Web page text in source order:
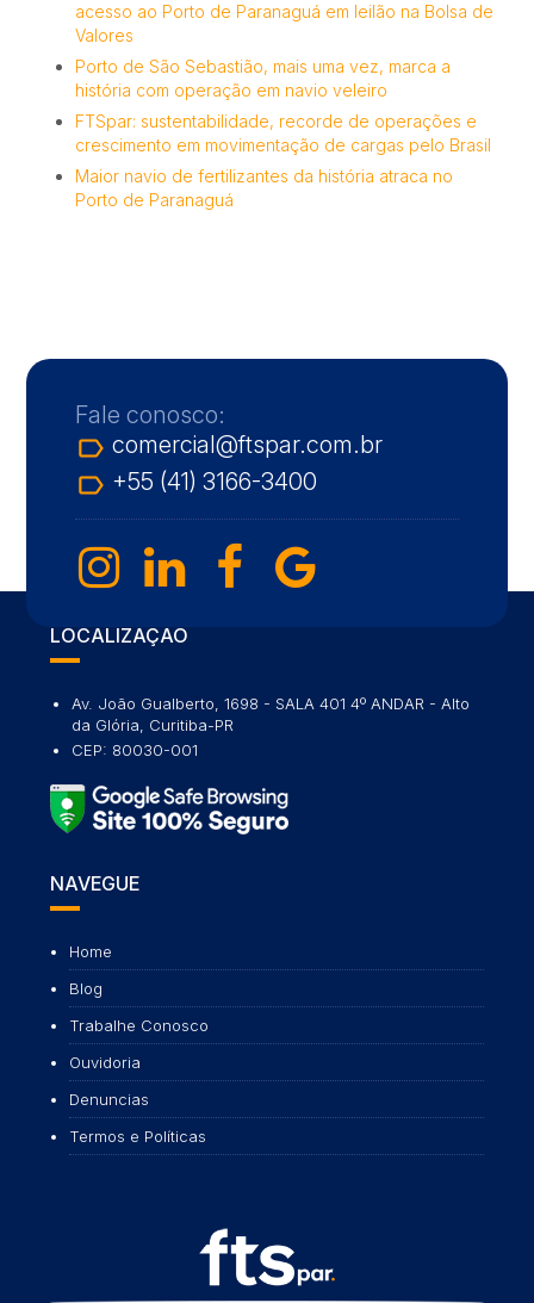
acesso ao Porto de Paranaguá em leilão na Bolsa de
Valores
Porto de São Sebastião, mais uma vez, marca a
história com operação em navio veleiro
FTSpar: sustentabilidade, recorde de operações e
crescimento em movimentação de cargas pelo Brasil
Maior navio de fertilizantes da história atraca no
Porto de Paranaguá
Fale conosco:
label_outline comercial@ftspar.com.br
label_outline +55 (41) 3166-3400
LOCALIZAÇÃO
Av. João Gualberto, 1698 - SALA 401 4º ANDAR - Alto
da Glória, Curitiba-PR
CEP: 80030-001
NAVEGUE
Home
Blog
Trabalhe Conosco
Ouvidoria
Denuncias
Termos e Políticas